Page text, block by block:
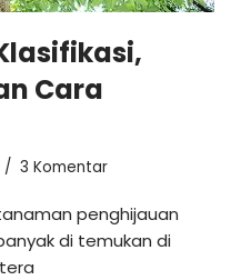
Cara
3 Komentar
penghijauan
di temukan di